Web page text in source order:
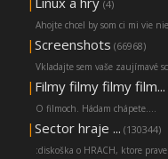
(4)
Ahojte chcel by som ci mi vie
| Screenshots (66968)
Vkladajte sem vaše zaujímavé
| Filmy filmy filmy film...
O filmoch. Hádam chápete....
| Sector hraje ... (130344)
:diskoška o HRACH, ktore